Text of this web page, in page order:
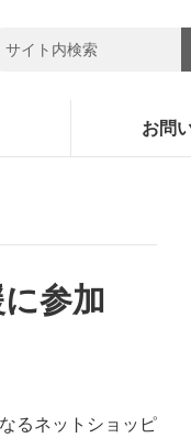
お問
参加
るネットショッピ